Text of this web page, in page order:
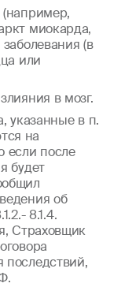
миокарда,
(в
или
в мозг.
указанные в п.
на
если после
будет
об
8.1.4.
Страховщик